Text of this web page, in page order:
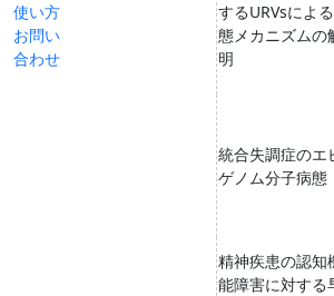
使い方
お問い
合わせ
するURVsによ
態メカニズムの
明
統合失調症のエ
ゲノム分子病態
精神疾患の認知
能障害に対する